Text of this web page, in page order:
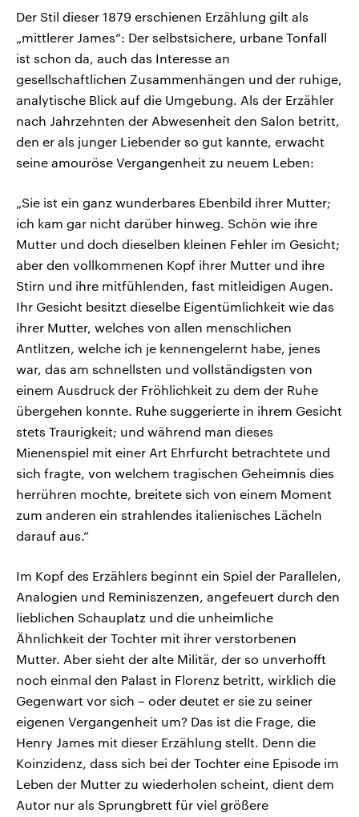
Der Stil dieser 1879 erschienen Erzählung gilt als
„mittlerer James“: Der selbstsichere, urbane Tonfall
ist schon da, auch das Interesse an
gesellschaftlichen Zusammenhängen und der ruhige,
analytische Blick auf die Umgebung. Als der Erzähler
nach Jahrzehnten der Abwesenheit den Salon betritt,
den er als junger Liebender so gut kannte, erwacht
seine amouröse Vergangenheit zu neuem Leben:
„Sie ist ein ganz wunderbares Ebenbild ihrer Mutter;
ich kam gar nicht darüber hinweg. Schön wie ihre
Mutter und doch dieselben kleinen Fehler im Gesicht;
aber den vollkommenen Kopf ihrer Mutter und ihre
Stirn und ihre mitfühlenden, fast mitleidigen Augen.
Ihr Gesicht besitzt dieselbe Eigentümlichkeit wie das
ihrer Mutter, welches von allen menschlichen
Antlitzen, welche ich je kennengelernt habe, jenes
war, das am schnellsten und vollständigsten von
einem Ausdruck der Fröhlichkeit zu dem der Ruhe
übergehen konnte. Ruhe suggerierte in ihrem Gesicht
stets Traurigkeit; und während man dieses
Mienenspiel mit einer Art Ehrfurcht betrachtete und
sich fragte, von welchem tragischen Geheimnis dies
herrühren mochte, breitete sich von einem Moment
zum anderen ein strahlendes italienisches Lächeln
darauf aus.“
Im Kopf des Erzählers beginnt ein Spiel der Parallelen,
Analogien und Reminiszenzen, angefeuert durch den
lieblichen Schauplatz und die unheimliche
Ähnlichkeit der Tochter mit ihrer verstorbenen
Mutter. Aber sieht der alte Militär, der so unverhofft
noch einmal den Palast in Florenz betritt, wirklich die
Gegenwart vor sich – oder deutet er sie zu seiner
eigenen Vergangenheit um? Das ist die Frage, die
Henry James mit dieser Erzählung stellt. Denn die
Koinzidenz, dass sich bei der Tochter eine Episode im
Leben der Mutter zu wiederholen scheint, dient dem
Autor nur als Sprungbrett für viel größere